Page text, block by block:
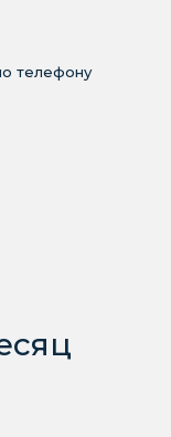
телефону